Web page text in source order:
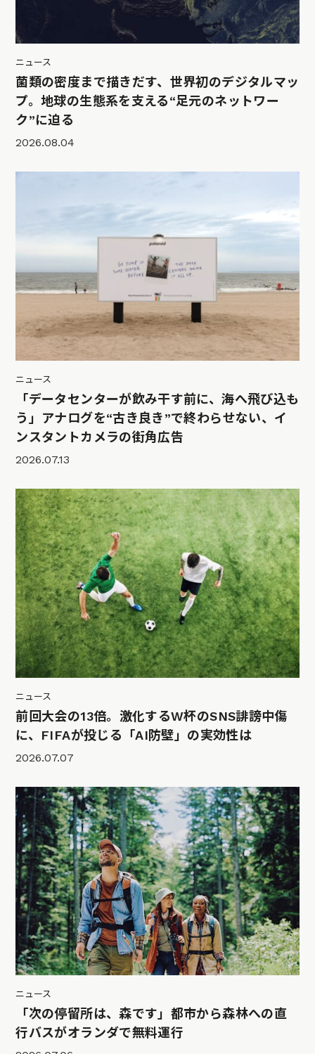
ニュース
菌類の密度まで描きだす、世界初のデジタルマッ
プ。地球の生態系を支える“足元のネットワー
ク”に迫る
2026.08.04
ニュース
「データセンターが飲み干す前に、海へ飛び込も
う」アナログを“古き良き”で終わらせない、イ
ンスタントカメラの街角広告
2026.07.13
ニュース
前回大会の13倍。激化するW杯のSNS誹謗中傷
に、FIFAが投じる「AI防壁」の実効性は
2026.07.07
ニュース
「次の停留所は、森です」都市から森林への直
行バスがオランダで無料運行